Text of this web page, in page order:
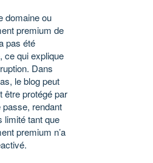
domaine ou
premium de
pas été
ce qui explique
Dans
le blog peut
être protégé par
passe, rendant
limité tant que
premium n’a